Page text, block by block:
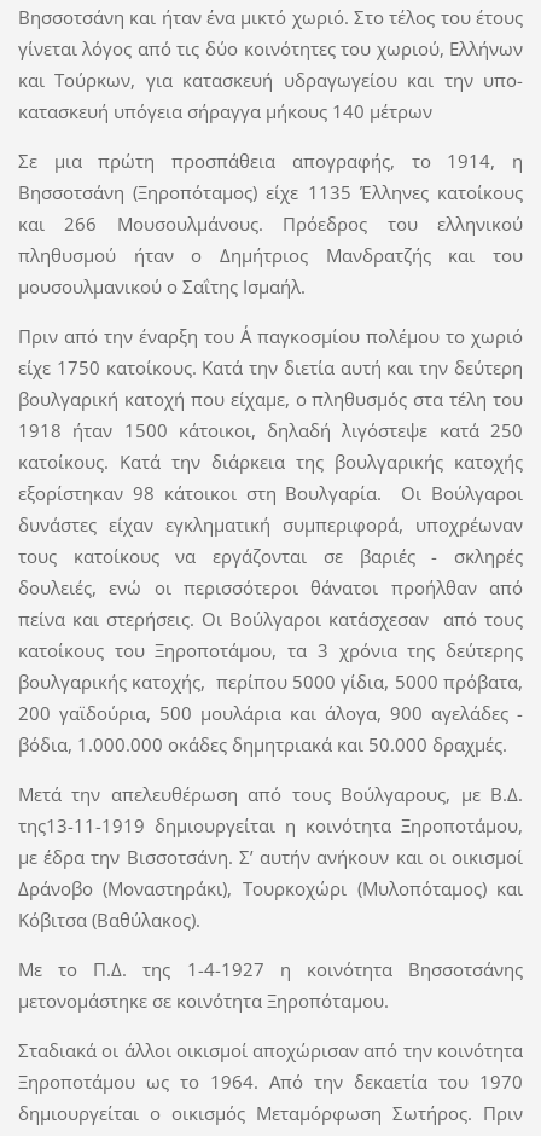
Βησσοτσάνη και ήταν ένα μικτό χωριό. Στο τέλος του έτους
γίνεται λόγος από τις δύο κοινότητες του χωριού, Ελλήνων
και Τούρκων, για κατασκευή υδραγωγείου και την υπο-
κατασκευή υπόγεια σήραγγα μήκους 140 μέτρων
Σε μια πρώτη προσπάθεια απογραφής, το 1914, η
Βησσοτσάνη (Ξηροπόταμος) είχε 1135 Έλληνες κατοίκους
και 266 Μουσουλμάνους. Πρόεδρος του ελληνικού
πληθυσμού ήταν ο Δημήτριος Μανδρατζής και του
μουσουλμανικού ο Σαΐτης Ισμαήλ.
Πριν από την έναρξη του Α΄ παγκοσμίου πολέμου το χωριό
είχε 1750 κατοίκους. Κατά την διετία αυτή και την δεύτερη
βουλγαρική κατοχή που είχαμε, ο πληθυσμός στα τέλη του
1918 ήταν 1500 κάτοικοι, δηλαδή λιγόστεψε κατά 250
κατοίκους. Κατά την διάρκεια της βουλγαρικής κατοχής
εξορίστηκαν 98 κάτοικοι στη Βουλγαρία. Οι Βούλγαροι
δυνάστες είχαν εγκληματική συμπεριφορά, υποχρέωναν
τους κατοίκους να εργάζονται σε βαριές - σκληρές
δουλειές, ενώ οι περισσότεροι θάνατοι προήλθαν από
πείνα και στερήσεις. Οι Βούλγαροι κατάσχεσαν από τους
κατοίκους του Ξηροποτάμου, τα 3 χρόνια της δεύτερης
βουλγαρικής κατοχής, περίπου 5000 γίδια, 5000 πρόβατα,
200 γαϊδούρια, 500 μουλάρια και άλογα, 900 αγελάδες -
βόδια, 1.000.000 οκάδες δημητριακά και 50.000 δραχμές.
Μετά την απελευθέρωση από τους Βούλγαρους, με Β.Δ.
της13-11-1919 δημιουργείται η κοινότητα Ξηροποτάμου,
με έδρα την Βισσοτσάνη. Σ’ αυτήν ανήκουν και οι οικισμοί
Δράνοβο (Μοναστηράκι), Τουρκοχώρι (Μυλοπόταμος) και
Κόβιτσα (Βαθύλακος).
Με το Π.Δ. της 1-4-1927 η κοινότητα Βησσοτσάνης
μετονομάστηκε σε κοινότητα Ξηροπόταμου.
Σταδιακά οι άλλοι οικισμοί αποχώρισαν από την κοινότητα
Ξηροποτάμου ως το 1964. Από την δεκαετία του 1970
δημιουργείται ο οικισμός Μεταμόρφωση Σωτήρος. Πριν